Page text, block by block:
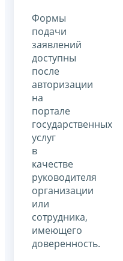
Формы
подачи
заявлений
доступны
после
авторизации
на
портале
государственных
услуг
в
качестве
руководителя
организации
или
сотрудника,
имеющего
доверенность.